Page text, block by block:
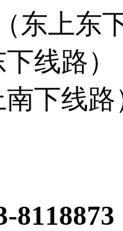
（东上东
线路）
下线路
8118873